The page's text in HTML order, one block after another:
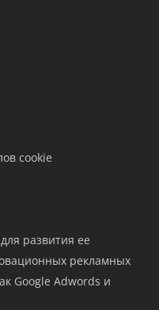
cookie
развития ее
рекламных
Google Adwords и